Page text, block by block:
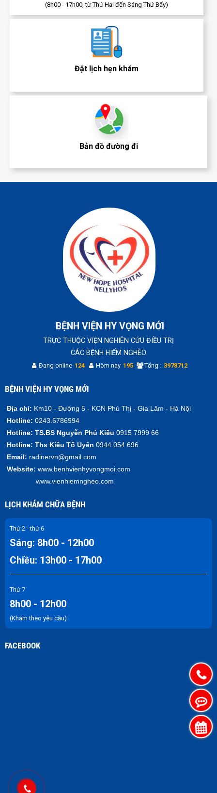
(8h00 - 17h00, từ Thứ Hai đến Sáng Thứ Bẩy)
Đặt lịch hẹn khám
Bản đồ đường đi
BỆNH VIỆN HY VỌNG MỚI
TRỰC THUỘC VIỆN NGHIÊN CỨU ĐIỀU TRỊ
CÁC BỆNH HIỂM NGHÈO
Đang online 124 Hôm nay 195 Tổng : 3978712
BỆNH VIỆN HY VỌNG MỚI
Địa chỉ: Km10 - Đường 5 - KCN Phú Thị - Gia Lâm - Hà Nội
Hotline: 0243.6786994
Hotline: TS.BS Nguyễn Phú Kiều 0915 7999 66
Hotline: Ths Kiều Tố Uyên 0944 054 696
Email: radinervn@gmail.com
Website: www.benhvienhyvongmoi.com
www.vienhiemngheo.com
LỊCH KHÁM CHỮA BỆNH
Thứ 2 - thứ 6
Sáng: 8h00 - 12h00
Chiều: 13h00 - 17h00
Thứ 7
8h00 - 12h00
(Khám theo yêu cầu)
FACEBOOK